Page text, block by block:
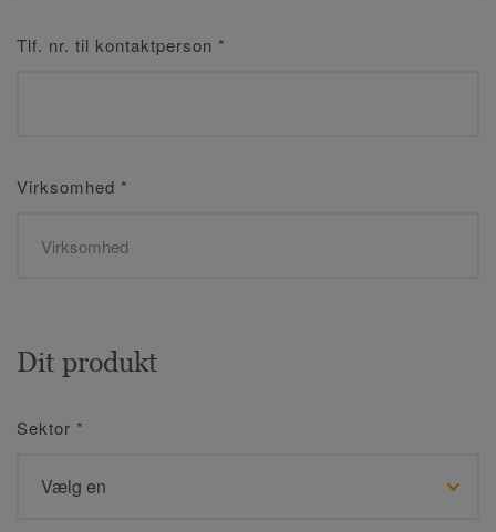
Tlf. nr. til kontaktperson *
Virksomhed *
Dit produkt
Sektor *